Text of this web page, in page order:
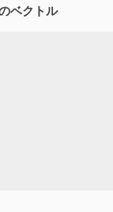
ベクトル